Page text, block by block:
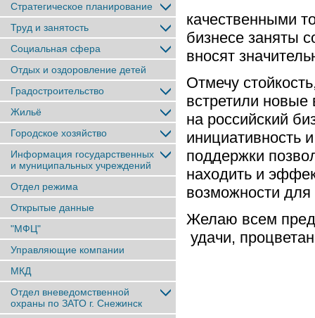
Стратегическое планирование
Труд и занятость
Социальная сфера
Отдых и оздоровление детей
Градостроительство
Жильё
Городское хозяйство
Информация государственных
и муниципальных учреждений
Отдел режима
Открытые данные
"МФЦ"
Управляющие компании
МКД
Отдел вневедомственной
охраны по ЗАТО г. Снежинск
качественными
бизнесе заняты
вносят
Отмечу
встретили
на российский
инициативность
поддержки
находить и
возможности
Желаю всем
удачи,